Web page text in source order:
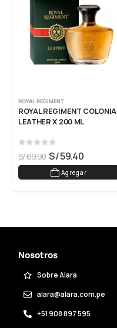
ROYAL REGIMENT
ROYAL REGIMENT COLONIA
LEATHER X 200 ML
out of 5
S/69.90 S/59.40
Agregar
Nosotros
Sobre Alara
alara@alara.com.pe
+51 908 897 595